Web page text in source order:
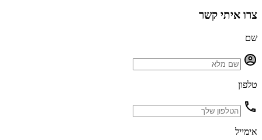
צרו איתי קשר
שם
טלפון
אימייל